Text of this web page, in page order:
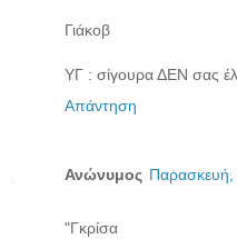
Γιάκοβ
ΥΓ : σίγουρα ΔΕΝ σας
Απάντηση
Ανώνυμος Παρασκευή,
"Γκρίσα